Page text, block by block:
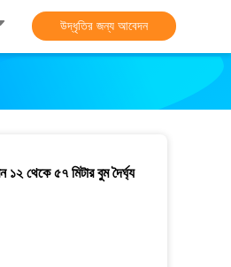
উদ্ধৃতির জন্য আবেদন
থেকে ৫৭ মিটার বুম দৈর্ঘ্য